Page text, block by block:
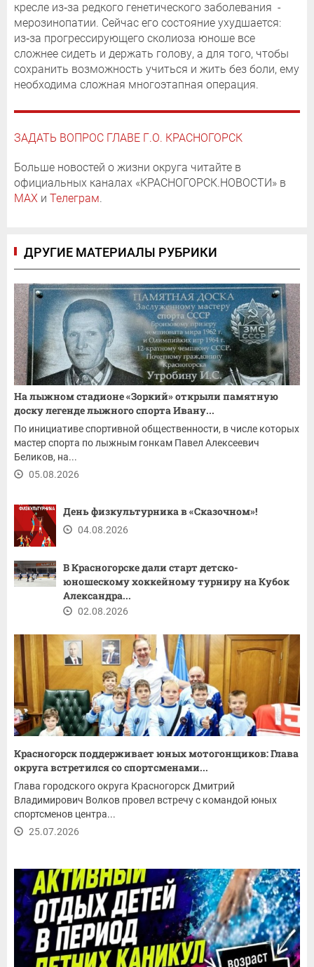
кресле из‑за редкого генетического заболевания -
мерозинопатии. Сейчас его состояние ухудшается:
из‑за прогрессирующего сколиоза юноше все
сложнее сидеть и держать голову, а для того, чтобы
сохранить возможность учиться и жить без боли, ему
необходима сложная многоэтапная операция.
ЗАДАТЬ ВОПРОС ГЛАВЕ Г.О. КРАСНОГОРСК
Больше новостей о жизни округа читайте в
официальных каналах «КРАСНОГОРСК.НОВОСТИ» в
MAX и Телеграм.
ДРУГИЕ МАТЕРИАЛЫ РУБРИКИ
На лыжном стадионе «Зоркий» открыли памятную
доску легенде лыжного спорта Ивану...
По инициативе спортивной общественности, в числе которых
мастер спорта по лыжным гонкам Павел Алексеевич
Беликов, на...
05.08.2026
День физкультурника в «Сказочном»!
04.08.2026
В Красногорске дали старт детско-
юношескому хоккейному турниру на Кубок
Александра...
02.08.2026
Красногорск поддерживает юных мотогонщиков: Глава
округа встретился со спортсменами...
Глава городского округа Красногорск Дмитрий
Владимирович Волков провел встречу с командой юных
спортсменов центра...
25.07.2026